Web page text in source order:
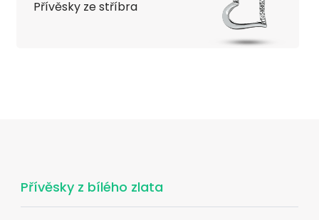
Přívěsky ze stříbra
Přívěsky z bílého zlata